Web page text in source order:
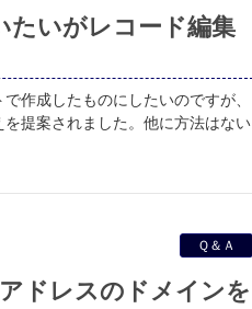
たいがレコード編集
作成したものにしたいのですが、
提案されました。他に方法はない
Ｑ＆Ａ
ドレスのドメインを